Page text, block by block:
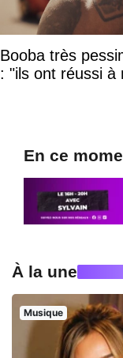
Booba très
: "ils ont réussi à
En ce
À la une
Musique